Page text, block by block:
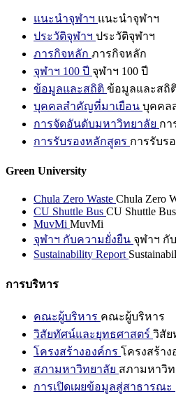
แนะนำจุฬาฯ แนะนำจุฬาฯ
ประวัติจุฬาฯ ประวัติจุฬาฯ
ภารกิจหลัก ภารกิจหลัก
จุฬาฯ 100 ปี จุฬาฯ 100 ปี
ข้อมูลและสถิติ ข้อมูลและสถิ
บุคคลสำคัญที่มาเยือน บุคคล
การจัดอันดับมหาวิทยาลัย กา
การรับรองหลักสูตร การรับร
Green University
Chula Zero Waste Chula Zero
CU Shuttle Bus CU Shuttle Bus
MuvMi MuvMi
จุฬาฯ กับความยั่งยืน จุฬาฯ กั
Sustainability Report
การบริหาร
คณะผู้บริหาร คณะผู้บริหาร
วิสัยทัศน์และยุทธศาสตร์ วิสัย
โครงสร้างองค์กร โครงสร้าง
สภามหาวิทยาลัย สภามหาวิท
การเปิดเผยข้อมูลสู่สาธารณะ